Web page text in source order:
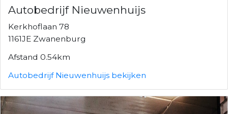
Autobedrijf Nieuwenhuijs
Kerkhoflaan 78
1161JE Zwanenburg
Afstand 0.54km
Autobedrijf Nieuwenhuijs bekijken